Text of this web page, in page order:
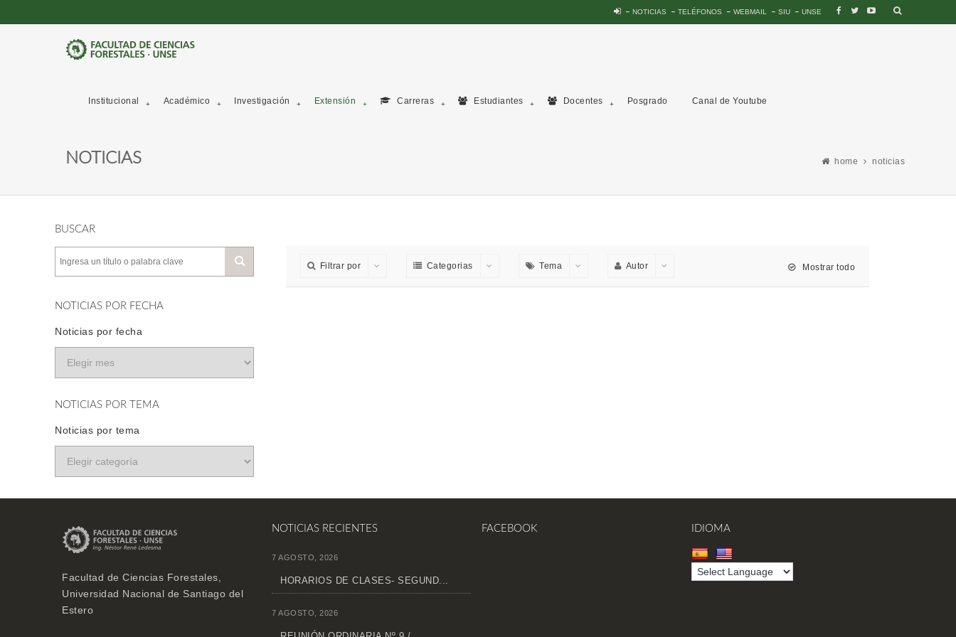
NOTICIAS TELÉFONOS WEBMAIL SIU UNSE
Institucional Académico Investigación Extensión Carreras Estudiantes Docentes Posgrado Canal de Youtube
NOTICIAS home noticias
BUSCAR
NOTICIAS POR FECHA
Noticias por fecha
NOTICIAS POR TEMA
Noticias por tema
Filtrar por Categorias Tema Autor Mostrar todo
Facultad de Ciencias Forestales,
Universidad Nacional de Santiago del
Estero
NOTICIAS RECIENTES
7 AGOSTO, 2026
HORARIOS DE CLASES- SEGUND...
7 AGOSTO, 2026
FACEBOOK IDIOMA